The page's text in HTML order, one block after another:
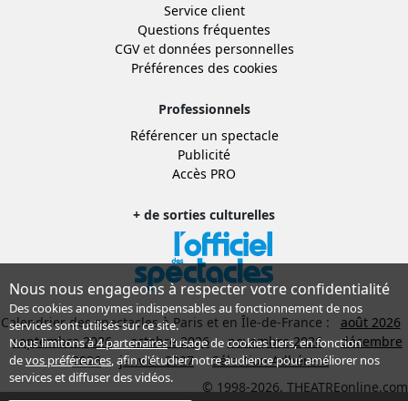
Service client
Questions fréquentes
CGVet données personnelles
Préférences des cookies
Professionnels
Référencer un spectacle
Publicité
Accès PRO
+ de sorties culturelles
Calendrier des spectacles à Paris et en Île-de-France :
août 2026
septembre 2026
octobre 2026 novembre 2026
décembre
2026
janvier 2027
Sélection Adhérent
© 1998-2026, THEATREonline.com
Nous nous engageons à respecter votre confidentialité
Des cookies anonymes indispensables au fonctionnement de nos
services sont utilisés sur ce site.
Nous limitons à4 partenairesl’usage de cookies tiers, en fonction
devos préférences, afin d'étudier notre audience pour améliorer nos
services et diffuser des vidéos.